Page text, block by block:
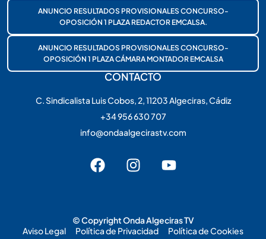
ANUNCIO RESULTADOS PROVISIONALES CONCURSO-
OPOSICIÓN 1 PLAZA REDACTOR EMCALSA.
ANUNCIO RESULTADOS PROVISIONALES CONCURSO-
OPOSICIÓN 1 PLAZA CÁMARA MONTADOR EMCALSA
CONTACTO
C. Sindicalista Luis Cobos, 2, 11203 Algeciras, Cádiz
+34 956 630 707
info@ondaalgecirastv.com
© Copyright Onda Algeciras TV
Aviso Legal
Política de Privacidad
Política de Cookies